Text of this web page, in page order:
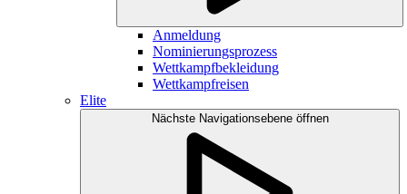
Anmeldung
Nominierungsprozess
Wettkampfbekleidung
Wettkampfreisen
Elite
Nächste Navigationsebene öffnen